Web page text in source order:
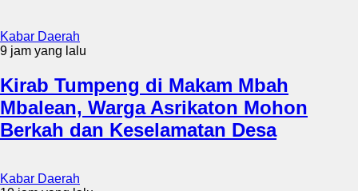
Kabar Daerah
9 jam yang lalu
Kirab Tumpeng di Makam Mbah
Mbalean, Warga Asrikaton Mohon
Berkah dan Keselamatan Desa
Kabar Daerah